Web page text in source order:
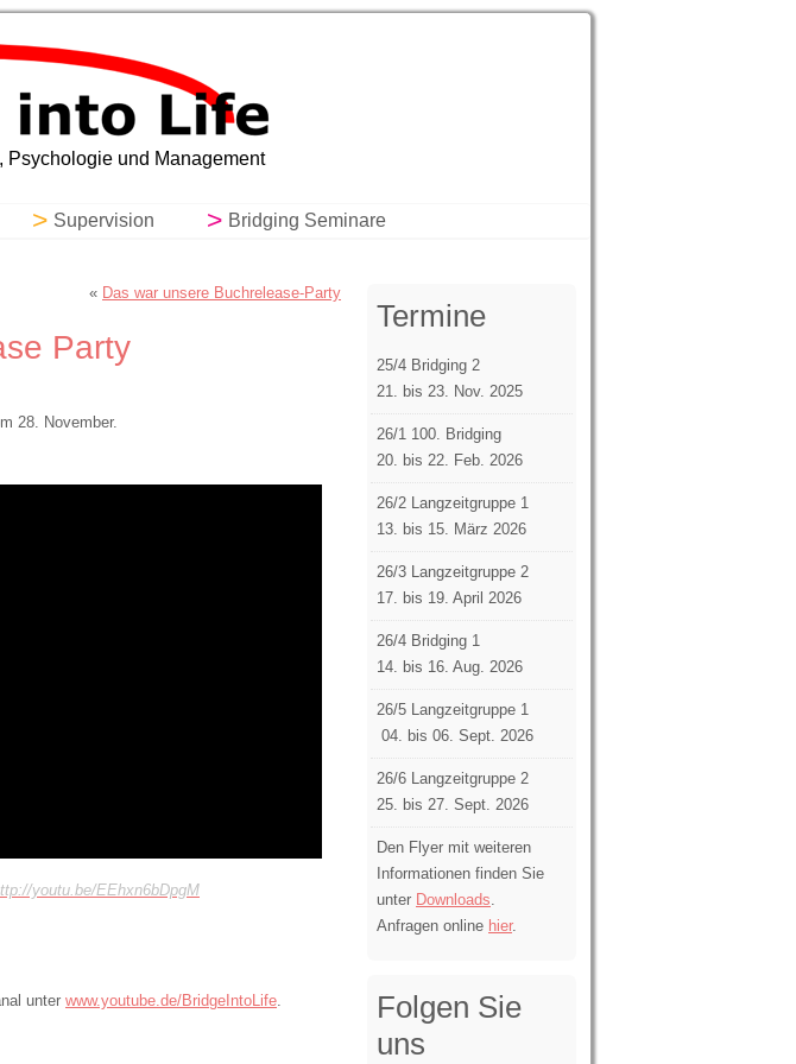
Psychologie und Management
Supervision Bridging Seminare
« Das war unsere Buchrelease-Party
Party
28. November.
youtu.be/EEhxn6bDpgM
unter www.youtube.de/BridgeIntoLife.
Termine
25/4 Bridging 2
21. bis 23. Nov. 2025
26/1 100. Bridging
20. bis 22. Feb. 2026
26/2 Langzeitgruppe 1
13. bis 15. März 2026
26/3 Langzeitgruppe 2
17. bis 19. April 2026
26/4 Bridging 1
14. bis 16. Aug. 2026
26/5 Langzeitgruppe 1
04. bis 06. Sept. 2026
26/6 Langzeitgruppe 2
25. bis 27. Sept. 2026
Den Flyer mit weiteren
Informationen finden Sie
unter Downloads.
Anfragen online hier.
Folgen Sie
uns